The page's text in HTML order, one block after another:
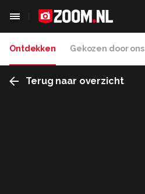
Ontdekken Gekozen door ons
Terug naar overzicht